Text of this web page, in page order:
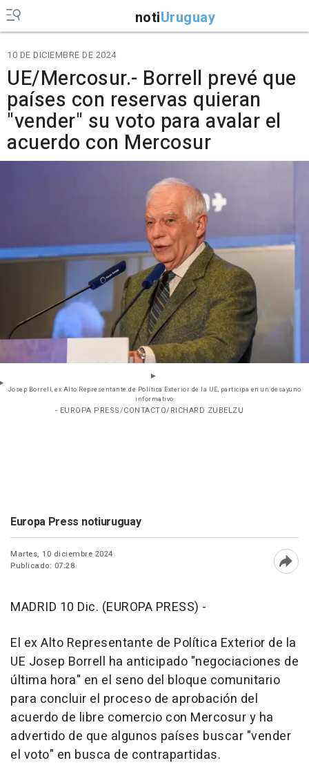
notiUruguay
10 DE DICIEMBRE DE 2024
UE/Mercosur.- Borrell prevé que
países con reservas quieran
"vender" su voto para avalar el
acuerdo con Mercosur
Josep Borrell, ex Alto Representante de Política Exterior de la UE, participa en un desayuno
informativo
- EUROPA PRESS/CONTACTO/RICHARD ZUBELZU
Europa Press notiuruguay
Martes, 10 diciembre 2024
Publicado: 07:28
MADRID 10 Dic. (EUROPA PRESS) -
El ex Alto Representante de Política Exterior de la
UE Josep Borrell ha anticipado "negociaciones de
última hora" en el seno del bloque comunitario
para concluir el proceso de aprobación del
acuerdo de libre comercio con Mercosur y ha
advertido de que algunos países buscar "vender
el voto" en busca de contrapartidas.